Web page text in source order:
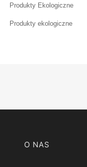
Produkty Ekologiczne
Produkty ekologiczne
Linki w stopce
O NAS